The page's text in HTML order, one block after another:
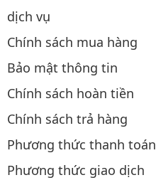
dịch vụ
Chính sách mua hàng
Bảo mật thông tin
Chính sách hoàn tiền
Chính sách trả hàng
Phương thức thanh toán
Phương thức giao dịch